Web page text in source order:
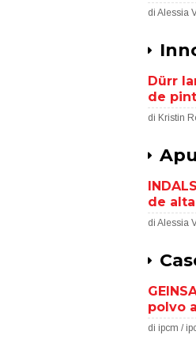
di Alessia
Dürr
de
di Kristin
de
di Alessia
polvo
di ipcm /